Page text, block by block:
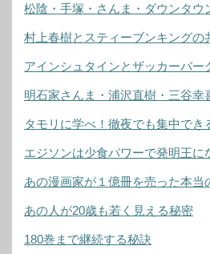
松陰・手塚・さんま・ダウンタウ
村上春樹とスティーブンキングの
アインシュタインとザッカーバー
明石家さんま・浦沢直樹・三谷幸
タモリに学べ！徹夜でも集中でき
エジソンは少食パワーで発明王に
あの漫画家が１億冊を売った本当
あの人が20歳も若く見える秘密
180巻まで継続する秘訣